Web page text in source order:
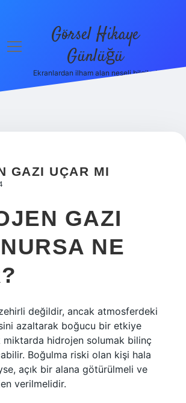
menüyü
Görsel Hikaye
Günlüğü
Ekranlardan ilham alan neşeli bilgiler!
GAZI UÇAR MI
GAZI
NE
değildir, ancak atmosferdeki
azaltarak boğucu bir etkiye
miktarda hidrojen solumak bilinç
Boğulma riski olan kişi hala
açık bir alana götürülmeli ve
verilmelidir.